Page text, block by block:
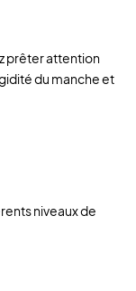
prêter attention
du manche et
niveaux de